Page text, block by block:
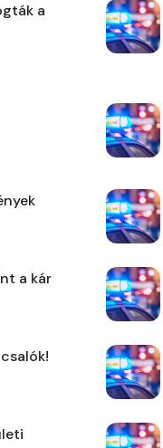
a
a kár